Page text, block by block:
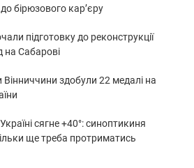
бірюзового кар’єру
підготовку до реконструкції
на Сабарові
здобули 22 медалі на
сягне +40°: синоптикиня
ще треба протриматись